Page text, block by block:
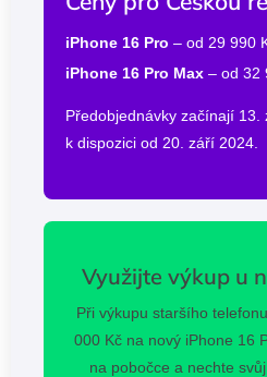
iPhone 16 Pro – od 29 990
iPhone 16 Pro Max – od 32
Předobjednávky začínají
k dispozici od 20. září 2024.
Využijte výkup u
Při výkupu staršího
000 Kč na nový iPhone 16
na pobočce a nechte